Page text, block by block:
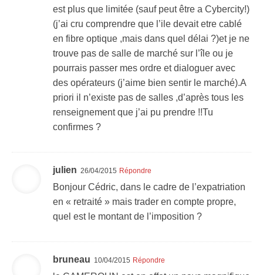
est plus que limitée (sauf peut être a Cybercity!)
(j’ai cru comprendre que l’ile devait etre cablé
en fibre optique ,mais dans quel délai ?)et je ne
trouve pas de salle de marché sur l’île ou je
pourrais passer mes ordre et dialoguer avec
des opérateurs (j’aime bien sentir le marché).A
priori il n’existe pas de salles ,d’après tous les
renseignement que j’ai pu prendre !!Tu
confirmes ?
julien 26/04/2015 Répondre
Bonjour Cédric, dans le cadre de l’expatriation
en « retraité » mais trader en compte propre,
quel est le montant de l’imposition ?
bruneau 10/04/2015 Répondre